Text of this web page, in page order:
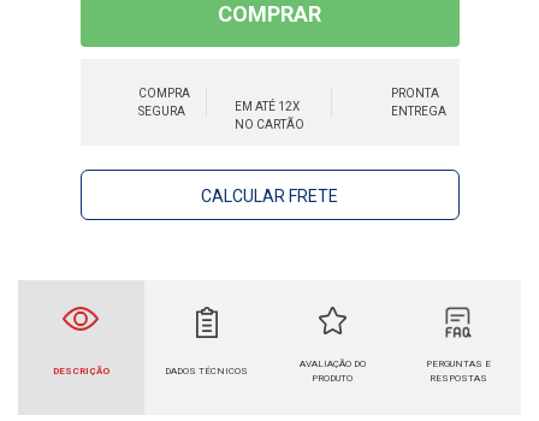
COMPRAR
COMPRA
SEGURA
EM ATÉ 12X
NO CARTÃO
PRONTA
ENTREGA
CALCULAR FRETE
DESCRIÇÃO DADOS TÉCNICOS
AVALIAÇÃO DO
PRODUTO
PERGUNTAS E
RESPOSTAS